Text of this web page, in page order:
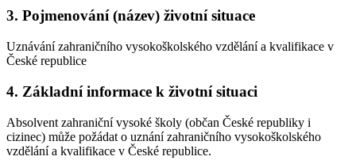
3. Pojmenování (název) životní situace
Uznávání zahraničního vysokoškolského vzdělání a kvalifikace v
České republice
4. Základní informace k životní situaci
Absolvent zahraniční vysoké školy (občan České republiky i
cizinec) může požádat o uznání zahraničního vysokoškolského
vzdělání a kvalifikace v České republice.